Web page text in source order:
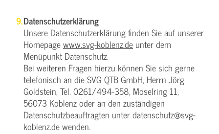
Datenschutzerklärung
Unsere Datenschutzerklärung finden Sie auf unserer
Homepagewww.svg-koblenz.de unter dem
Menüpunkt Datenschutz.
Bei weiteren Fragen hierzu können Sie sich gerne
telefonisch an die SVG QTB GmbH, Herrn Jörg
Goldstein, Tel. 0261/494-358, Moselring 11,
56073 Koblenz oder an den zuständigen
Datenschutzbeauftragten unter datenschutz@svg-
koblenz.de wenden.